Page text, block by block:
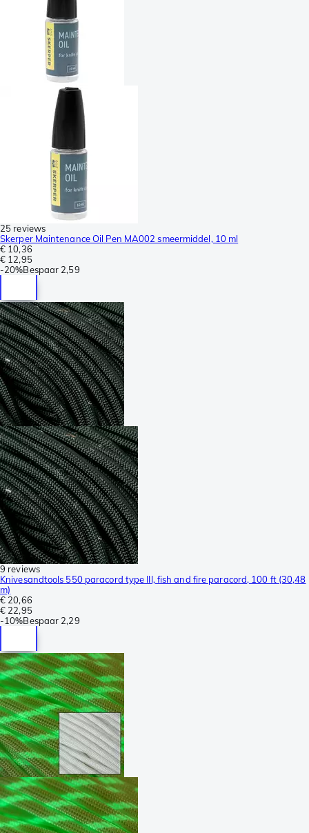
25 reviews
Skerper Maintenance Oil Pen MA002 smeermiddel, 10 ml
€ 10,36
€ 12,95
-20%Bespaar 2,59
9 reviews
Knivesandtools 550 paracord type III, fish and fire paracord, 100 ft (30,48
m)
€ 20,66
€ 22,95
-10%Bespaar 2,29